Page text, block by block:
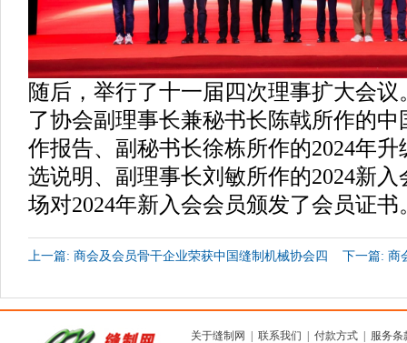
随后，举行了十一届四次理事扩大会
了协会副理事长兼秘书长陈戟所作的中
作报告、副秘书长徐栋所作的2024年
选说明、副理事长刘敏所作的2024新
场对2024年新入会会员颁发了会员证书
上一篇: 商会及会员骨干企业荣获中国缝制机械协会四
下一篇: 商
关于缝制网 联系我们 付款方式
服务条